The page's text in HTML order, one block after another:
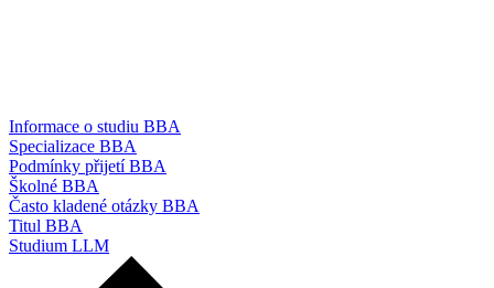
Informace o studiu BBA
Specializace BBA
Podmínky přijetí BBA
Školné BBA
Často kladené otázky BBA
Titul BBA
Studium LLM